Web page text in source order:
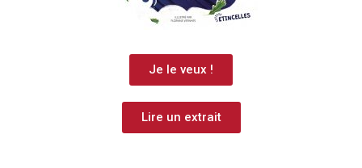
Je le veux !
Lire un extrait